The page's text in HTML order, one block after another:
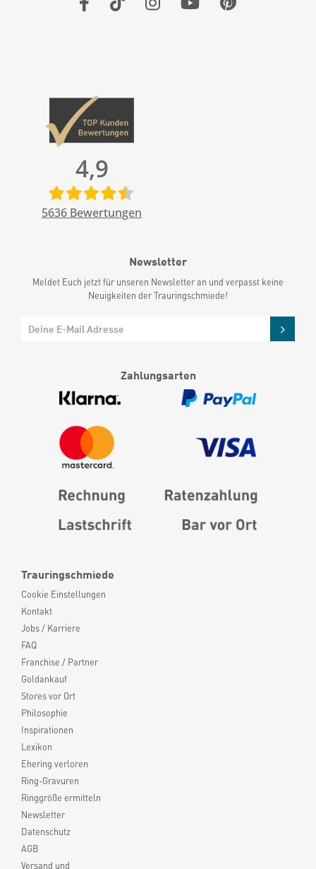
Trauringschmiede
Cookie Einstellungen
Kontakt
Jobs / Karriere
FAQ
Franchise / Partner
Goldankauf
Stores vor Ort
Philosophie
Inspirationen
Lexikon
Ehering verloren
Ring-Gravuren
Ringgröße ermitteln
Newsletter
Datenschutz
AGB
Versand und
4,9
5636 Bewertungen
Newsletter
Meldet Euch jetzt für unseren Newsletter an und verpasst keine
Neuigkeiten der Trauringschmiede!
Zahlungsarten